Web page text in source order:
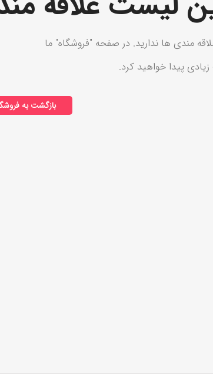
مندی ها ندارید. در صفحه "فروشگاه" ما
پیدا خواهید کرد.
بازگشت به